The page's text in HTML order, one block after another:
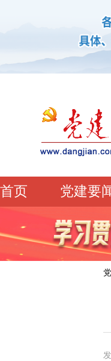
首页 党建要
学
机关党建
校